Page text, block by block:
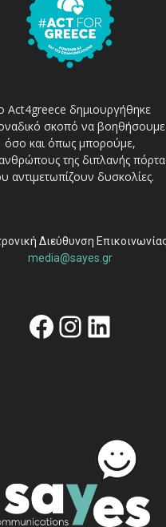
Act4greece δημιουργήθηκε
σκοπό να βοηθήσουμε
όσο και όπως μπορούμε,
της διπλανής
αντιμετωπίζουν δυσκολίες.
Διεύθυνση
media@sayes.gr
Facebook